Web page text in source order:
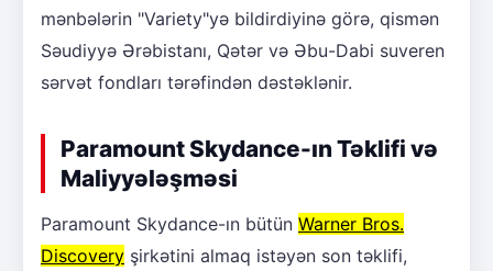
mənbələrin "Variety"yə bildirdiyinə görə, qismən
Səudiyyə Ərəbistanı, Qətər və Əbu-Dabi suveren
sərvət fondları tərəfindən dəstəklənir.
Paramount Skydance-ın Təklifi və
Maliyyələşməsi
Paramount Skydance-ın bütün Warner Bros.
Discovery şirkətini almaq istəyən son təklifi,